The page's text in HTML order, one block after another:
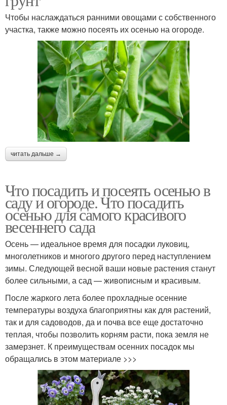
Чтобы наслаждаться ранними овощами с собственного
участка, также можно посеять их осенью на огороде.
читать дальше →
Что посадить и посеять осенью в
саду и огороде. Что посадить
осенью для самого красивого
весеннего сада
Осень — идеальное время для посадки луковиц,
многолетников и многого другого перед наступлением
зимы. Следующей весной ваши новые растения станут
более сильными, а сад — живописным и красивым.
После жаркого лета более прохладные осенние
температуры воздуха благоприятны как для растений,
так и для садоводов, да и почва все еще достаточно
теплая, чтобы позволить корням расти, пока земля не
замерзнет. К преимуществам осенних посадок мы
обращались в этом материале >>>